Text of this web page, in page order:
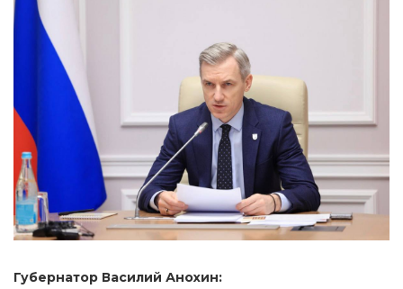
Губернатор Василий Анохин: